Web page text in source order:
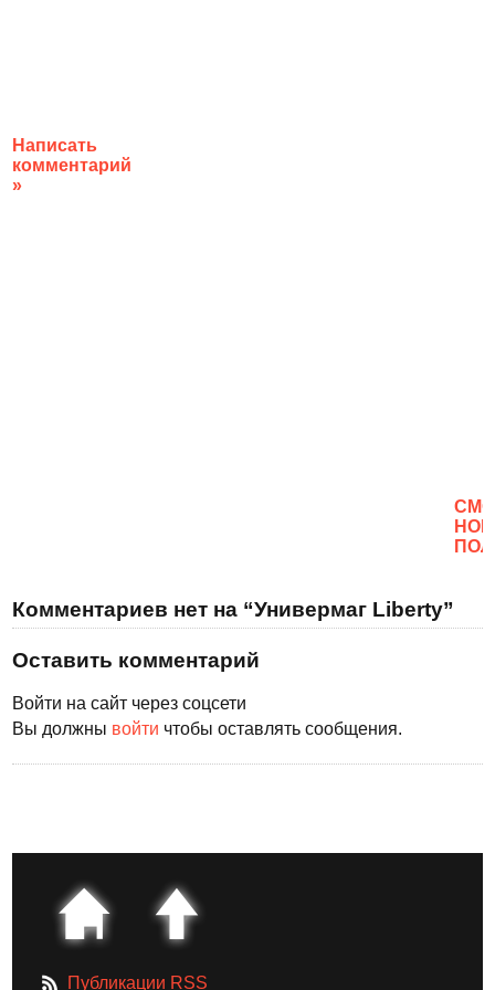
Написать
комментарий
»
Комментариев нет на “Универмаг Liberty”
Оставить комментарий
Войти на сайт через соцсети
Вы должны войти чтобы оставлять сообщения.
Публикации RSS